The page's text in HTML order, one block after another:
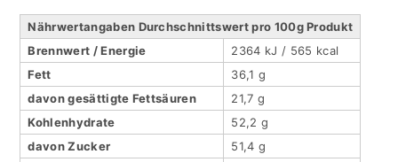
Nährwertangaben Durchschnittswert pro 100g Produkt
Brennwert / Energie
2364 kJ / 565 kcal
Fett
36,1 g
davon gesättigte Fettsäuren
21,7 g
Kohlenhydrate
52,2 g
davon Zucker
51,4 g